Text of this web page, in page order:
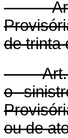
Art.
de trinta
Art.
o
ou de